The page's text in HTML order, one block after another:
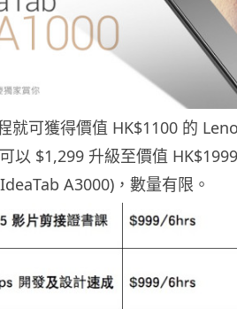
就可獲得價值 HK$1100 的
以 $1,299 升級至價值
A3000)，數量有限。